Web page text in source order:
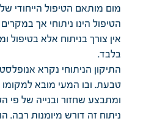
מום מותאם הטיפול הייחודי
הטיפול הינו ניתוחי אך במקרים
אין צורך בניתוח אלא בטיפול
בלבד.
התיקון הניתוחי נקרא
טבעת. ובו המעי מובא למקומו
ומתבצע שחזור ובנייה של פי
ניתוח זה דורש מיומנות רבה.